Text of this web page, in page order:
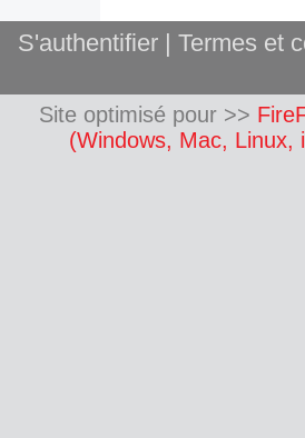
S'authentifier| Termes et
Site optimisé pour >>
(Windows, Mac, Linux,